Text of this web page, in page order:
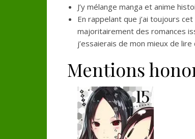
J’y mélange manga et anime
En rappelant que j’ai toujours
majoritairement des romances
j’essaierais de mon mieux de
Mentions